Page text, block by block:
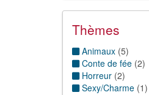
Thèmes
Animaux (5)
Conte de fée (2)
Horreur (2)
Sexy/Charme (1)